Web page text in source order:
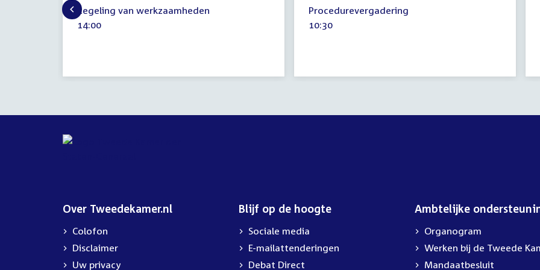
april
2012
Regeling van werkzaamheden
Tijd
14:00
april
2012
Procedurevergadering
Tijd
10:30
Over Tweedekamer.nl
Colofon
Disclaimer
Uw privacy
Blijf op de hoogte
Sociale media
E-mailattenderingen
Debat Direct
Ambtelijke
Organogram
Werken bij de Tweede
Mandaatbesluit